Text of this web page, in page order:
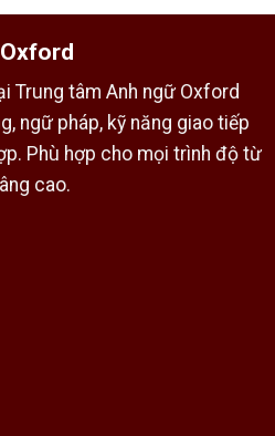
Trung tâm Anh ngữ Oxford
ngữ pháp, kỹ năng giao tiếp
Phù hợp cho mọi trình độ từ
cao.